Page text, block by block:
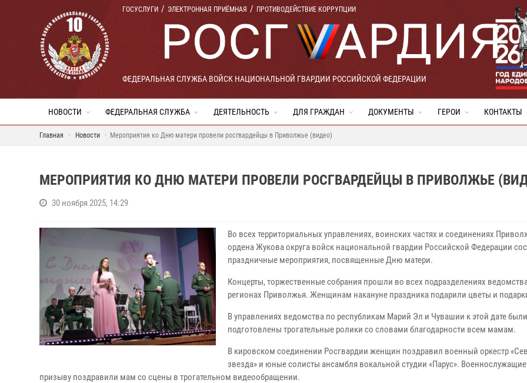
ГОСУСЛУГИ ЭЛЕКТРОННАЯ ПРИЁМНАЯ ПРОТИВОДЕЙСТВИЕ КОРРУПЦИИ
ФЕДЕРАЛЬНАЯ СЛУЖБА ВОЙСК НАЦИОНАЛЬНОЙ ГВАРДИИ РОССИЙСКОЙ ФЕДЕРАЦИИ
НОВОСТИ ФЕДЕРАЛЬНАЯ СЛУЖБА ДЕЯТЕЛЬНОСТЬ ДЛЯ ГРАЖДАН ДОКУМЕНТЫ ГЕРОИ КОНТАКТЫ
Главная Новости Мероприятия ко Дню матери провели росгвардейцы в Приволжье (видео)
МЕРОПРИЯТИЯ КО ДНЮ МАТЕРИ ПРОВЕЛИ РОСГВАРДЕЙЦЫ В ПРИВОЛЖЬЕ
30 ноября 2025, 14:29
Во всех территориальных управлениях, воинских частях и соединениях
ордена Жукова округа войск национальной гвардии Российской Федерации
праздничные мероприятия, посвященные Дню матери.
Концерты, торжественные собрания прошли во всех подразделениях
регионах Приволжья. Женщинам накануне праздника подарили цветы и
В управлениях ведомства по республикам Марий Эл и Чувашии к этой дате были
подготовлены трогательные ролики со словами благодарности всем мамам.
В кировском соединении Росгвардии женщин поздравил военный оркестр
звезда» и юные солисты ансамбля вокальной студии «Парус».
призыву поздравили мам со сцены в трогательном видеообращении.